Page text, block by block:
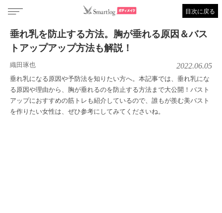
目次に戻る
垂れ乳を防止する方法。胸が垂れる原因＆バス
トアップアップ方法も解説！
織田琢也 2022.06.05
垂れ乳になる原因や予防法を知りたい方へ。本記事では、垂れ乳にな
る原因や理由から、胸が垂れるのを防止する方法まで大公開！バスト
アップにおすすめの筋トレも紹介しているので、誰もが羨む美バスト
を作りたい女性は、ぜひ参考にしてみてくださいね。